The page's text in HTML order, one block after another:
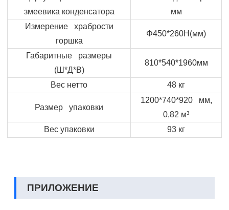
змеевика конденсатора
мм
Измерение храбрости
горшка
Φ450*260H(мм)
Габаритные размеры
(Ш*Д*В)
810*540*1960мм
Вес нетто 48 кг
Размер упаковки
1200*740*920 мм,
0,82 м³
Вес упаковки
93 кг
ПРИЛОЖЕНИЕ